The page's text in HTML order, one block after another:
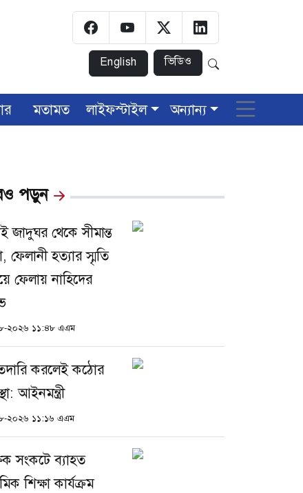
English ভিডিও
মতামত লাইফস্টাইল অন্যান্য
পড়ুন
জাদুঘর থেকে সীমান্ত
ফেলানী হত্যার স্মৃতি
ফেলায় নাহিদের
২০২৬ ১১:৪৮ এএম
করলেই কঠোর
আইনমন্ত্রী
২০২৬ ১১:১৬ এএম
সংকটে ব্যাহত
শিক্ষা কার্যক্রম